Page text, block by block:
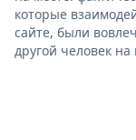
которые
сайте, были
другой человек на